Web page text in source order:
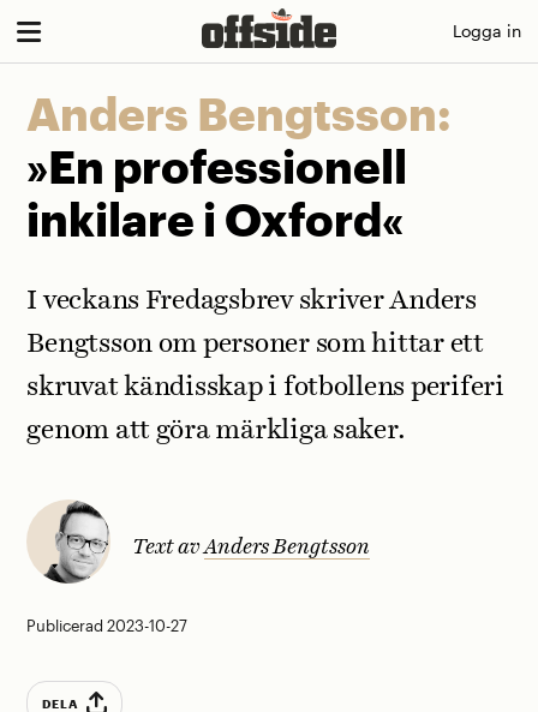
Skip
Logga in
Anders Bengtsson:
»En professionell
inkilare i Oxford«
I veckans Fredagsbrev skriver Anders
Bengtsson om personer som hittar ett
skruvat kändisskap i fotbollens periferi
genom att göra märkliga saker.
Text avAnders Bengtsson
Publicerad 2023-10-27
DELA